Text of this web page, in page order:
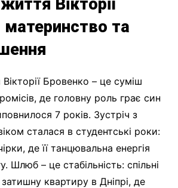
Вікторії
материнство та
Бровенко – це суміш
де головну роль грає син
7 років. Зустріч з
сталася в студентські роки:
де її танцювальна енергія
Шлюб – це стабільність: спільні
квартиру в Дніпрі, де